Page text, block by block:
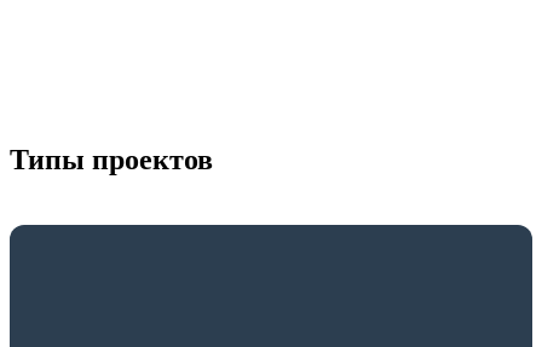
Типы проектов